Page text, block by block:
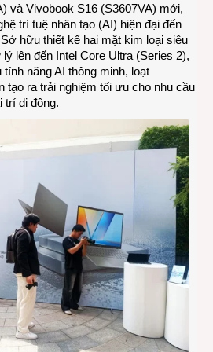
với
và Vivobook S16 (S3607VA) mới,
trí tuệ nhân tạo (AI) hiện đại đến
hữu thiết kế hai mặt kim loại siêu
lên đến Intel Core Ultra (Series 2),
năng AI thông minh, loạt
tạo ra trải nghiệm tối ưu cho nhu cầu
trí di động.